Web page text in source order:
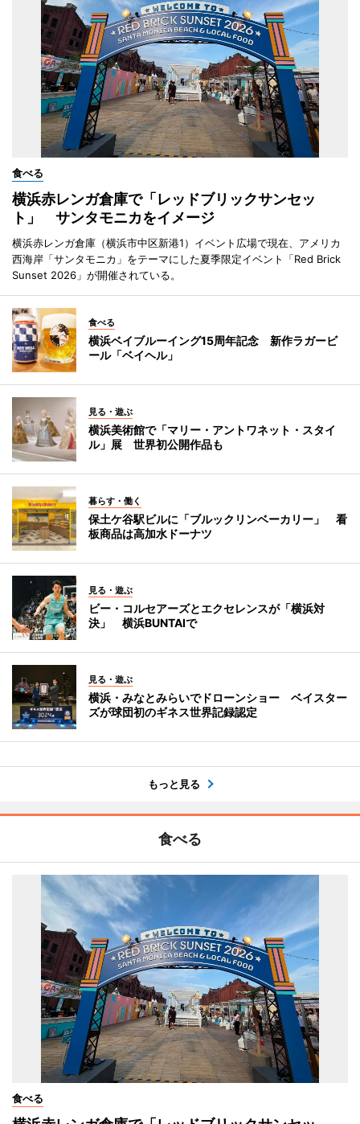
食べる
横浜赤レンガ倉庫で「レッドブリックサンセッ
ト」 サンタモニカをイメージ
横浜赤レンガ倉庫（横浜市中区新港1）イベント広場で現在、アメリカ
西海岸「サンタモニカ」をテーマにした夏季限定イベント「Red Brick
Sunset 2026」が開催されている。
食べる
横浜ベイブルーイング15周年記念 新作ラガービ
ール「ベイヘル」
見る・遊ぶ
横浜美術館で「マリー・アントワネット・スタイ
ル」展 世界初公開作品も
暮らす・働く
保土ケ谷駅ビルに「ブルックリンベーカリー」 看
板商品は高加水ドーナツ
見る・遊ぶ
ビー・コルセアーズとエクセレンスが「横浜対
決」 横浜BUNTAIで
見る・遊ぶ
横浜・みなとみらいでドローンショー ベイスター
ズが球団初のギネス世界記録認定
もっと見る
食べる
食べる